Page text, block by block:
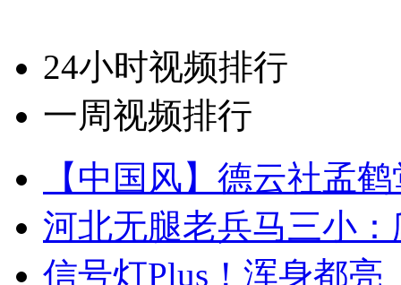
24小时视频排行
一周视频排行
【中国风】德云社孟
河北无腿老兵马三小
信号灯Plus！浑身都亮